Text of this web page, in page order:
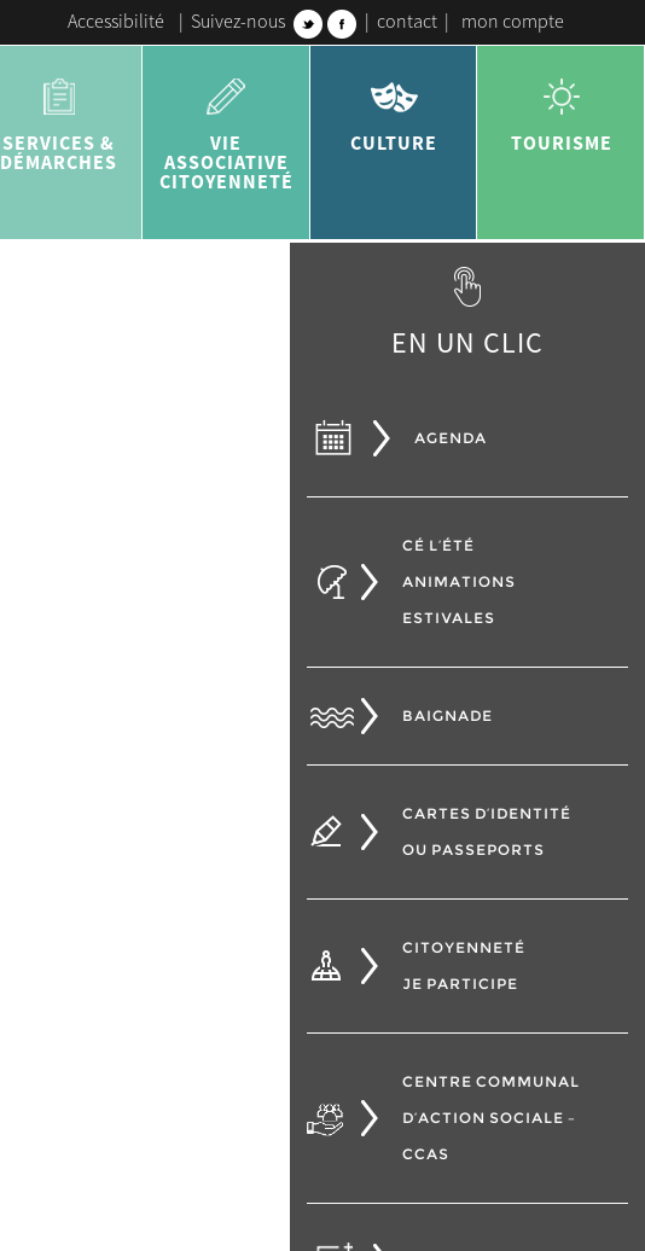
Accessibilité | Suivez-nous | contact | mon compte
SERVICES &
DÉMARCHES
VIE
ASSOCIATIVE
CITOYENNETÉ
CULTURE TOURISME
EN UN CLIC
AGENDA
CÉ L’ÉTÉ
ANIMATIONS
ESTIVALES
BAIGNADE
CARTES D’IDENTITÉ
OU PASSEPORTS
CITOYENNETÉ
JE PARTICIPE
CENTRE COMMUNAL
D’ACTION SOCIALE –
CCAS